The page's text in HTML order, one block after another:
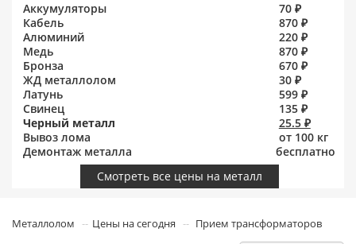
Аккумуляторы
70 ₽
Кабель
870 ₽
Алюминий
220 ₽
Медь
870 ₽
Бронза
670 ₽
ЖД металлолом
30 ₽
Латунь
599 ₽
Свинец
135 ₽
Черный металл
25.5 ₽
Вывоз лома
от 100 кг
Демонтаж металла
бесплатно
Смотреть все цены на металл
Металлолом Цены на сегодня Прием трансформаторов